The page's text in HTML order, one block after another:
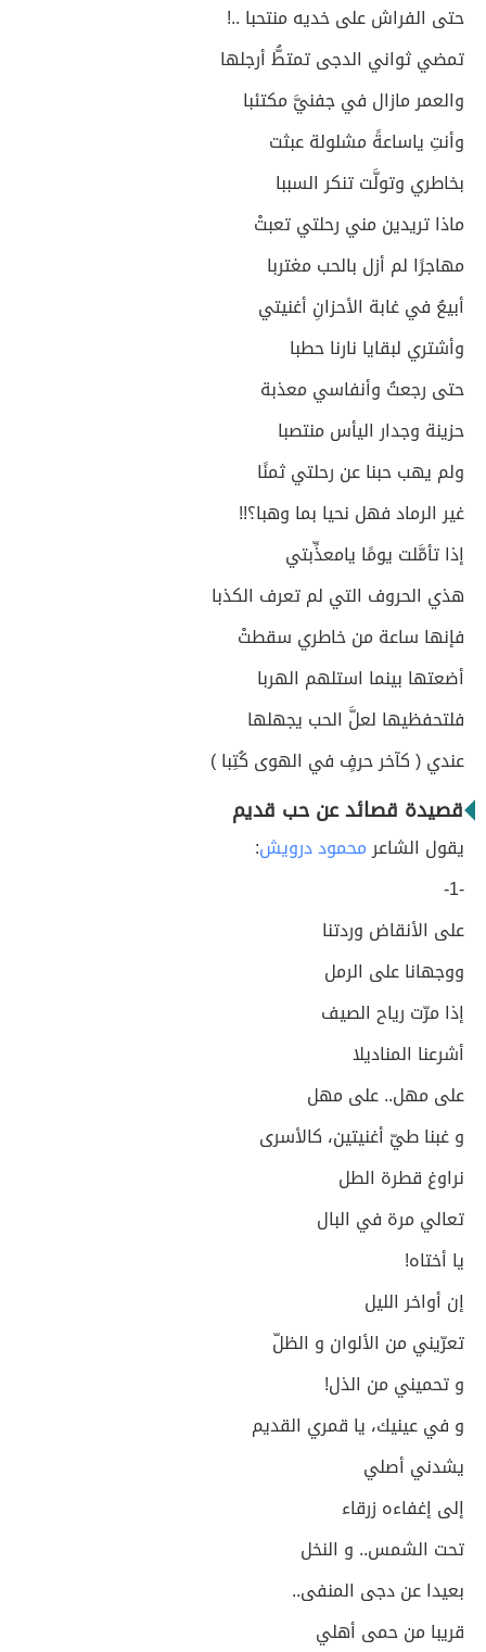
حتى الفراش على خديه منتحبا ..!
تمضي ثواني الدجى تمتطُّ أرجلها
والعمر مازال في جفنيَّ مكتئبا
وأنتِ ياساعةً مشلولة عبثت
بخاطري وتولَّت تنكر السببا
ماذا تريدين مني رحلتي تعبتْ
مهاجرًا لم أزل بالحب مغتربا
أبيعُ في غابة الأحزانِ أغنيتي
وأشتري لبقايا نارنا حطبا
حتى رجعتُ وأنفاسي معذبة
حزينة وجدار اليأس منتصبا
ولم يهب حبنا عن رحلتي ثمنًا
غير الرماد فهل نحيا بما وهبا؟!!
إذا تأمَّلت يومًا يامعذِّبتي
هذي الحروف التي لم تعرف الكذبا
فإنها ساعة من خاطري سقطتْ
أضعتها بينما استلهم الهربا
فلتحفظيها لعلَّ الحب يجهلها
عندي ( كآخر حرفٍ في الهوى كُتِبا )
قصيدة قصائد عن حب قديم
يقول الشاعرمحمود درويش:
-1-
على الأنقاض وردتنا
ووجهانا على الرمل
إذا مرّت رياح الصيف
أشرعنا المناديلا
على مهل.. على مهل
و غبنا طيّ أغنيتين، كالأسرى
نراوغ قطرة الطل
تعالي مرة في البال
يا أختاه!
إن أواخر الليل
تعرّيني من الألوان و الظلّ
و تحميني من الذل!
و في عينيك، يا قمري القديم
يشدني أصلي
إلى إغفاءه زرقاء
تحت الشمس.. و النخل
بعيدا عن دجى المنفى..
قريبا من حمى أهلي